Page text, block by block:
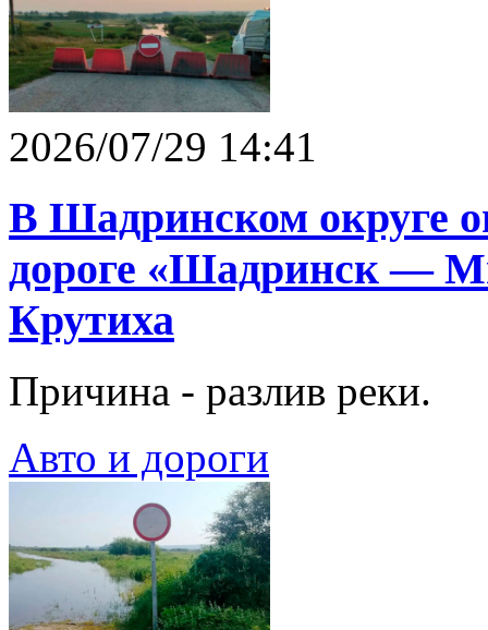
2026/07/29 14:41
В Шадринском округе
дороге «Шадринск —
Крутиха
Причина - разлив реки.
Авто и дороги